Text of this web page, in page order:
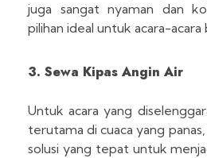
juga sangat nyaman dan
pilihan ideal untuk acara-acara
3. Sewa Kipas Angin Air
Untuk acara yang
terutama di cuaca yang
solusi yang tepat untuk